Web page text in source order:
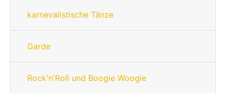
karnevalistische Tänze
Garde
Rock'n'Roll und Boogie Woogie